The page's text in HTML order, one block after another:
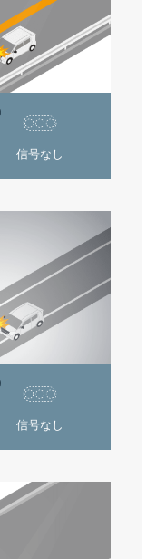
信号なし
信号なし